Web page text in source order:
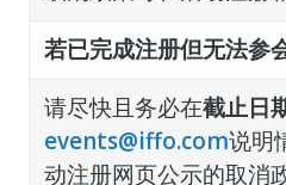
若已完成注册但无法参
请尽快且务必在截止日
events@iffo.com说明
动注册网页公示的取消